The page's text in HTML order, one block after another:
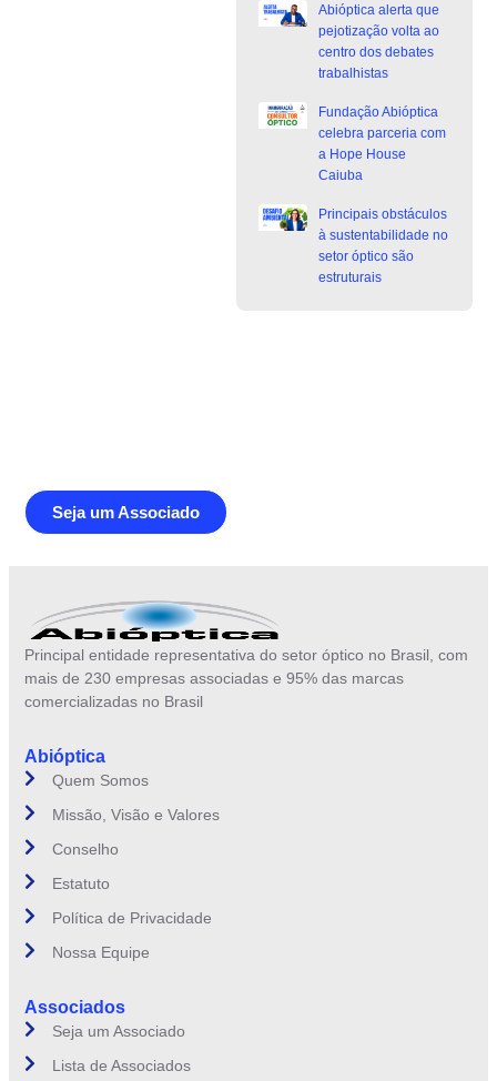
Abióptica alerta que
pejotização volta ao
centro dos debates
trabalhistas
Fundação Abióptica
celebra parceria com
a Hope House
Caiuba
Principais obstáculos
à sustentabilidade no
setor óptico são
estruturais
Seja um Associado
Principal entidade representativa do setor óptico no Brasil, com
mais de 230 empresas associadas e 95% das marcas
comercializadas no Brasil
Abióptica
Quem Somos
Missão, Visão e Valores
Conselho
Estatuto
Política de Privacidade
Nossa Equipe
Associados
Seja um Associado
Lista de Associados